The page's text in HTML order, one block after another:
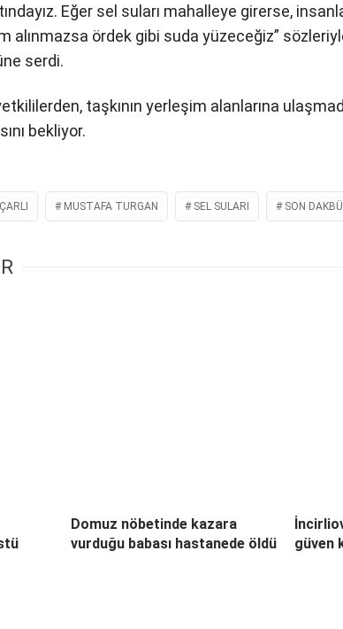
Eğer sel suları mahalleye girerse,
alınmazsa ördek gibi suda yüzeceğiz”
serdi.
taşkının yerleşim alanlarına
bekliyor.
MUSTAFA TURGAN SEL SULARI SON
Domuz nöbetinde kazara
vurduğu babası hastanede öldü
güven